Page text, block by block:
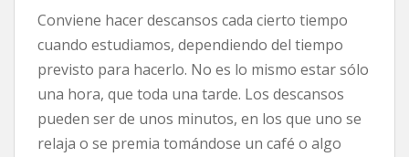
Conviene hacer descansos cada cierto tiempo
cuando estudiamos, dependiendo del tiempo
previsto para hacerlo. No es lo mismo estar sólo
una hora, que toda una tarde. Los descansos
pueden ser de unos minutos, en los que uno se
relaja o se premia tomándose un café o algo